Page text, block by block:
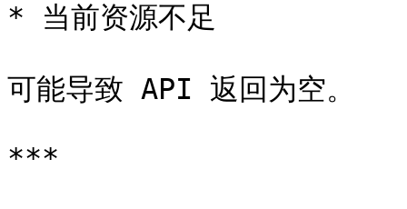
* 当前资源不足
可能导致 API 返回为空。
***